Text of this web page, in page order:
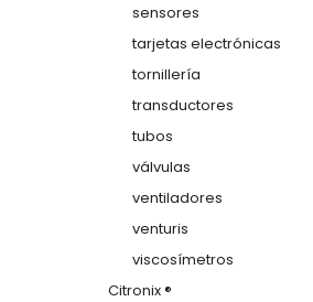
sensores
tarjetas electrónicas
tornillería
transductores
tubos
válvulas
ventiladores
venturis
viscosímetros
Citronix ®